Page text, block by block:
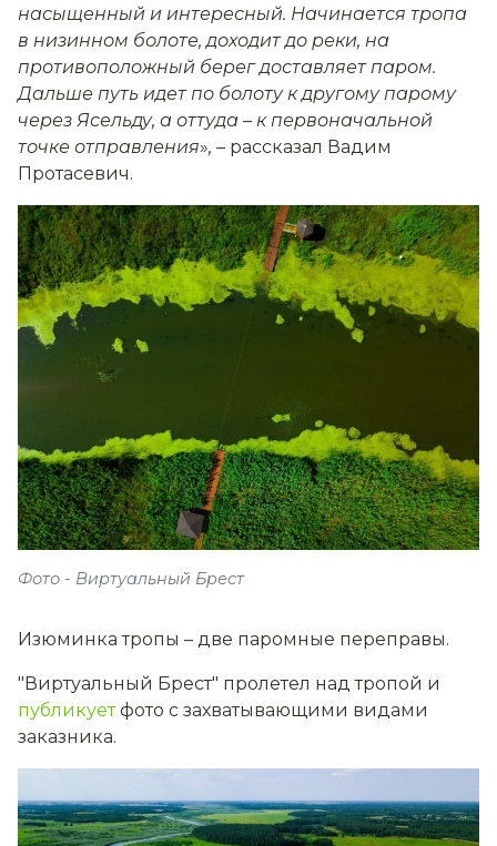
насыщенный и интересный. Начинается тропа
в низинном болоте, доходит до реки, на
противоположный берег доставляет паром.
Дальше путь идет по болоту к другому парому
через Ясельду, а оттуда – к первоначальной
точке отправления», – рассказал Вадим
Протасевич.
Фото - Виртуальный Брест
Изюминка тропы – две паромные переправы.
"Виртуальный Брест" пролетел над тропой и
публикуетфото с захватывающими видами
заказника.